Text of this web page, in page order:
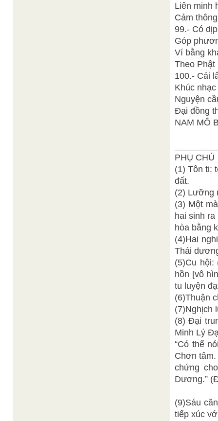
Liên minh
Cảm
99.- Có
Góp
Ví bằng
Theo
100.- Cải
Khúc
Nguyện
Đại đồng
NAM MÔ
PHỤ CHÚ
(1) Tôn ti:
đất.
(2) Lưỡng
(3) Một
hai sinh
hòa bằng
(4)Hai
Thái
(5)Cu hội:
hồn [vô
tu luyện
(6)Thuận
(7)Nghịch
(8) Đại
Minh Lý
“Có thể
Chơn
chứng
Dương.”
(9)Sáu
tiếp xúc